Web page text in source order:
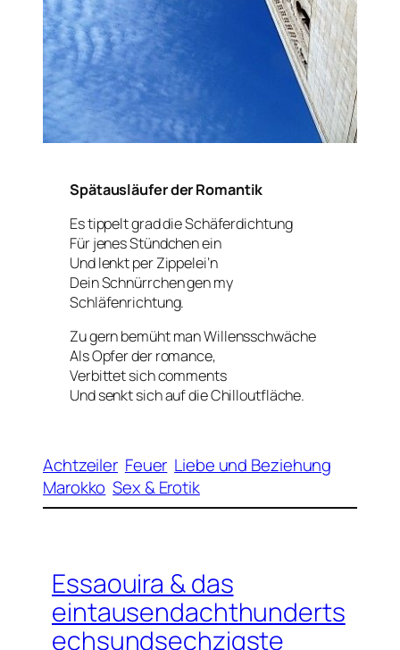
Spätausläufer der Romantik
Es tippelt grad die Schäferdichtung
Für jenes Stündchen ein
Und lenkt per Zippelei‘n
Dein Schnürrchen gen my
Schläfenrichtung.
Zu gern bemüht man Willensschwäche
Als Opfer der romance,
Verbittet sich comments
Und senkt sich auf die Chilloutfläche.
Achtzeiler Feuer Liebe und Beziehung
Marokko Sex & Erotik
Essaouira & das
eintausendachthunderts
echsundsechzigste